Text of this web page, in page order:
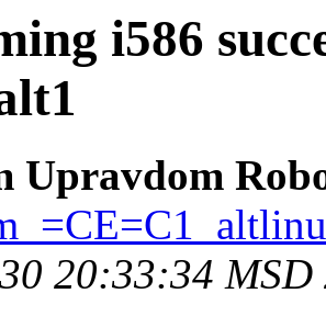
i586
Upravdom
20:33:34 MSD